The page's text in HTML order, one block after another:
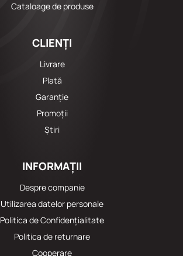
Cataloage de produse
CLIENȚI
Livrare
Plată
Garanție
Promoții
Știri
INFORMAȚII
Despre companie
Utilizarea datelor personale
Politica de Confidențialitate
Politica de returnare
Cooperare